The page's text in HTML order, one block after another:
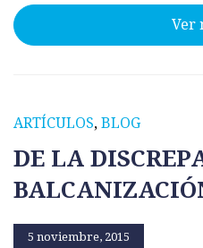
Ver
ARTÍCULOS, BLOG
DE LA
5 noviembre, 2015